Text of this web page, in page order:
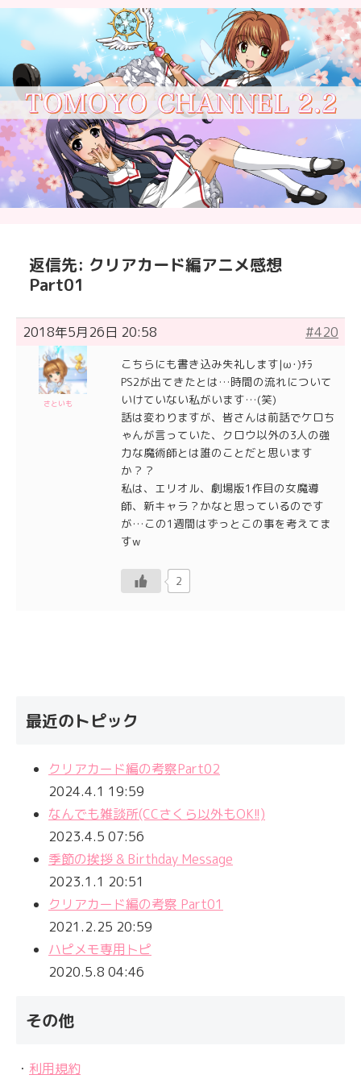
返信先: クリアカード編アニメ感想
Part01
2018年5月26日 20:58 #420
さといも
こちらにも書き込み失礼します|ω･)ﾁﾗ
PS2が出てきたとは…時間の流れについて
いけていない私がいます…(笑)
話は変わりますが、皆さんは前話でケロち
ゃんが言っていた、クロウ以外の3人の強
力な魔術師とは誰のことだと思います
か？？
私は、エリオル、劇場版1作目の女魔導
師、新キャラ？かなと思っているのです
が…この1週間はずっとこの事を考えてま
すw
2
最近のトピック
クリアカード編の考察Part02
2024.4.1 19:59
なんでも雑談所(CCさくら以外もOK!!)
2023.4.5 07:56
季節の挨拶 & Birthday Message
2023.1.1 20:51
クリアカード編の考察 Part01
2021.2.25 20:59
ハピメモ専用トピ
2020.5.8 04:46
その他
・ 利用規約